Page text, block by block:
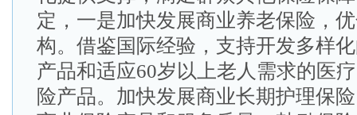
定，一是加快发展商业养老保险，
构。借鉴国际经验，支持开发多样
产品和适应60岁以上老人需求的医
险产品。加快发展商业长期护理保